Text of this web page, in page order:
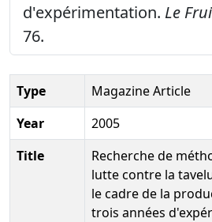
d'expérimentation. Le
76.
Type
Magazine Article
Year
2005
Title
Recherche de
lutte contre la
le cadre de la
trois années